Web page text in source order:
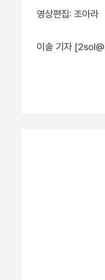
영상편집: 조아라
이솔 기자